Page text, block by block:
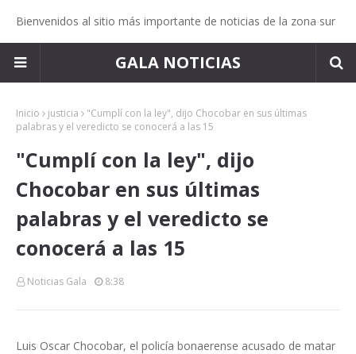
Bienvenidos al sitio más importante de noticias de la zona sur
GALA NOTICIAS
Inicio justicia
"Cumplí con la ley", dijo Chocobar en sus últimas
palabras y el veredicto se conocerá a las 15
"Cumplí con la ley", dijo
Chocobar en sus últimas
palabras y el veredicto se
conocerá a las 15
Noticias Gala 8:38
Luis Oscar Chocobar, el policía bonaerense acusado de matar